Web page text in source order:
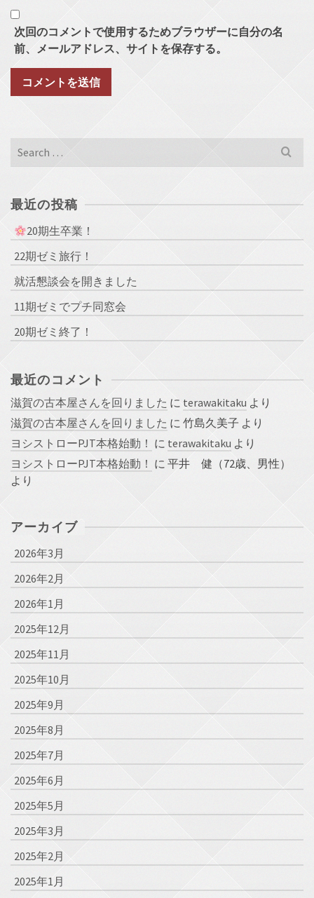
次回のコメントで使用するためブラウザーに自分の名
前、メールアドレス、サイトを保存する。
Search
最近の投稿
20期生卒業！
22期ゼミ旅行！
就活懇談会を開きました
11期ゼミでプチ同窓会
20期ゼミ終了！
最近のコメント
滋賀の古本屋さんを回りました に terawakitaku より
滋賀の古本屋さんを回りました に 竹島久美子 より
ヨシストローPJT本格始動！ に terawakitaku より
ヨシストローPJT本格始動！ に 平井 健（72歳、男性）
より
アーカイブ
2026年3月
2026年2月
2026年1月
2025年12月
2025年11月
2025年10月
2025年9月
2025年8月
2025年7月
2025年6月
2025年5月
2025年3月
2025年2月
2025年1月